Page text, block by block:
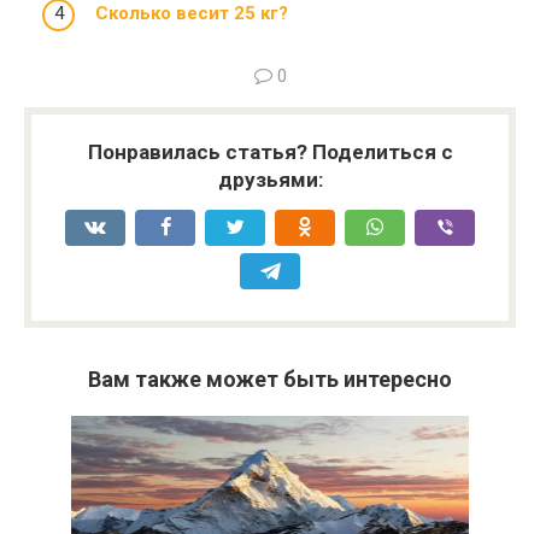
Сколько весит 25 кг?
0
Понравилась статья? Поделиться с
друзьями:
Вам также может быть интересно